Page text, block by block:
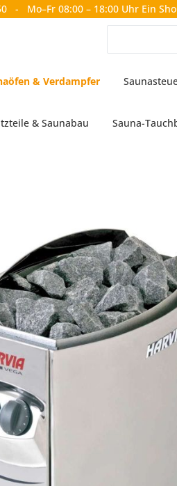
- Mo–Fr 08:00 – 18:00 Uhr Ein
& Verdampfer
& Saunabau Sauna-